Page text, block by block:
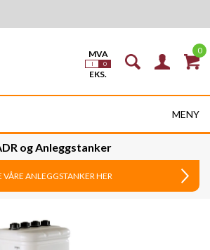
0
MENY
og Anleggstanker
VÅRE ANLEGGSTANKER HER